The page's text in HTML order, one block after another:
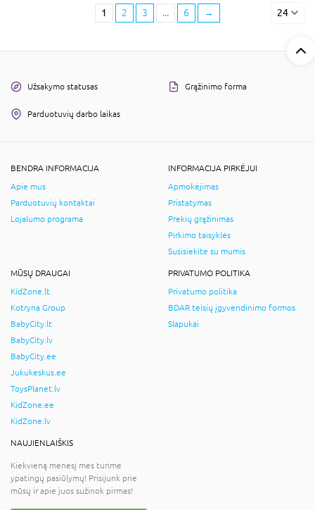
1 2 3 ... 6 → 24
Užsakymo statusas Grąžinimo forma
Parduotuvių darbo laikas
BENDRA INFORMACIJA
Apie mus
Parduotuvių kontaktai
Lojalumo programa
INFORMACIJA PIRKĖJUI
Apmokėjimas
Pristatymas
Prekių grąžinimas
Pirkimo taisyklės
Susisiekite su mumis
MŪSŲ DRAUGAI
KidZone.lt
Kotryna Group
BabyCity.lt
BabyCity.lv
BabyCity.ee
Jukukeskus.ee
ToysPlanet.lv
KidZone.ee
KidZone.lv
PRIVATUMO POLITIKA
Privatumo politika
BDAR teisių įgyvendinimo formos
Slapukai
NAUJIENLAIŠKIS
Kiekvieną mėnesį mes turime
ypatingų pasiūlymų! Prisijunk prie
mūsų ir apie juos sužinok pirmas!